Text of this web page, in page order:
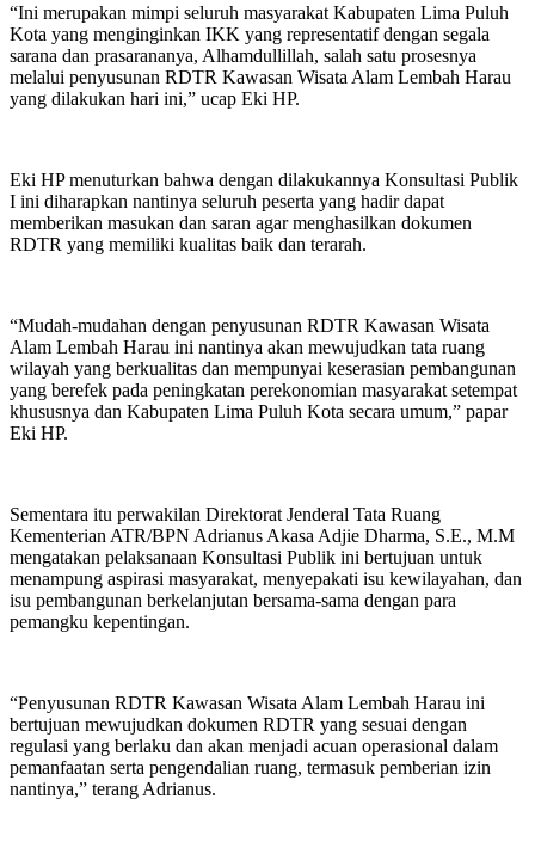
“Ini merupakan mimpi seluruh masyarakat Kabupaten Lima Puluh
Kota yang menginginkan IKK yang representatif dengan segala
sarana dan prasarananya, Alhamdullillah, salah satu prosesnya
melalui penyusunan RDTR Kawasan Wisata Alam Lembah Harau
yang dilakukan hari ini,” ucap Eki HP.
Eki HP menuturkan bahwa dengan dilakukannya Konsultasi Publik
I ini diharapkan nantinya seluruh peserta yang hadir dapat
memberikan masukan dan saran agar menghasilkan dokumen
RDTR yang memiliki kualitas baik dan terarah.
“Mudah-mudahan dengan penyusunan RDTR Kawasan Wisata
Alam Lembah Harau ini nantinya akan mewujudkan tata ruang
wilayah yang berkualitas dan mempunyai keserasian pembangunan
yang berefek pada peningkatan perekonomian masyarakat setempat
khususnya dan Kabupaten Lima Puluh Kota secara umum,” papar
Eki HP.
Sementara itu perwakilan Direktorat Jenderal Tata Ruang
Kementerian ATR/BPN Adrianus Akasa Adjie Dharma, S.E., M.M
mengatakan pelaksanaan Konsultasi Publik ini bertujuan untuk
menampung aspirasi masyarakat, menyepakati isu kewilayahan, dan
isu pembangunan berkelanjutan bersama-sama dengan para
pemangku kepentingan.
“Penyusunan RDTR Kawasan Wisata Alam Lembah Harau ini
bertujuan mewujudkan dokumen RDTR yang sesuai dengan
regulasi yang berlaku dan akan menjadi acuan operasional dalam
pemanfaatan serta pengendalian ruang, termasuk pemberian izin
nantinya,” terang Adrianus.